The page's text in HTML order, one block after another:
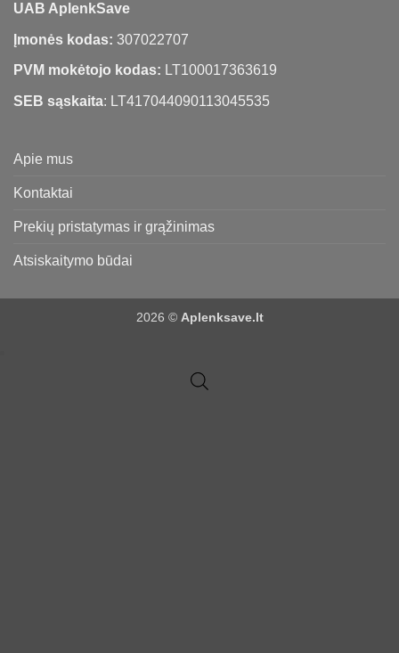
UAB AplenkSave
Įmonės kodas: 307022707
PVM mokėtojo kodas: LT100017363619
SEB sąskaita: LT417044090113045535
Apie mus
Kontaktai
Prekių pristatymas ir grąžinimas
Atsiskaitymo būdai
2026 © Aplenksave.lt